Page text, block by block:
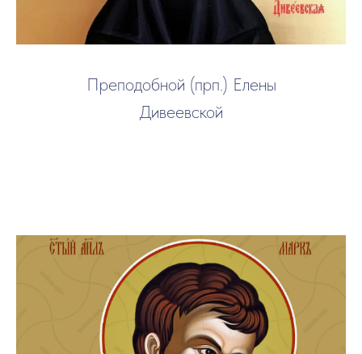
Преподобной (прп.) Елены
Дивеевской